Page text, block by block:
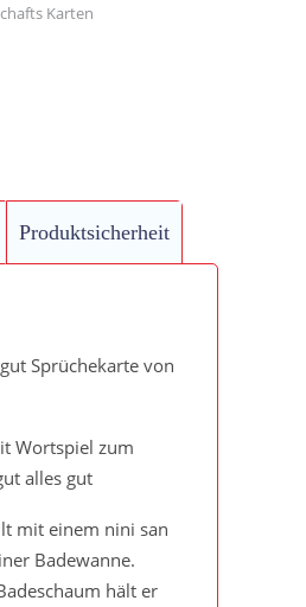
Karten
Produktsicherheit
Sprüchekarte von
Wortspiel zum
alles gut
mit einem nini san
Badewanne.
hält er